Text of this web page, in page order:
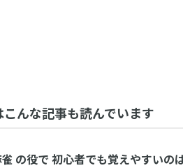
んな記事も読んでいます
の役で 初心者でも覚えやすいの